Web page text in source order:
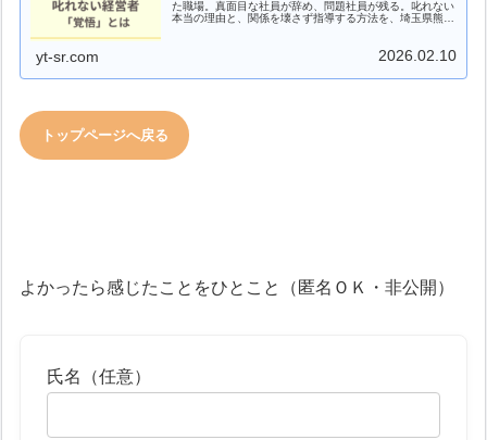
た職場。真面目な社員が辞め、問題社員が残る。叱れない
本当の理由と、関係を壊さず指導する方法を、埼玉県熊谷
yt-sr.com 2026.02.10
トップページへ戻る
よかったら感じたことをひとこと（匿名ＯＫ・非公開）
氏名（任意）